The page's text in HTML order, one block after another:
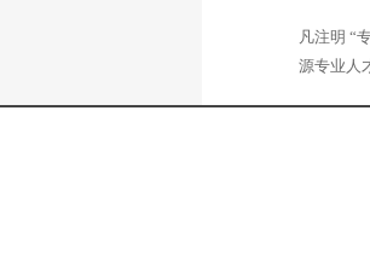
凡注明 “
源专业人